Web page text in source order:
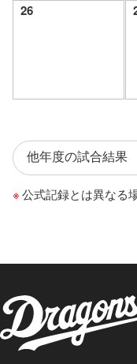
26
公式記録とは異なる